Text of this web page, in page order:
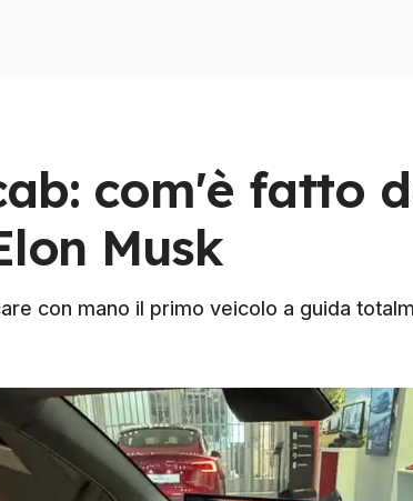
com'è fatto
Musk
con mano il primo veicolo a guida